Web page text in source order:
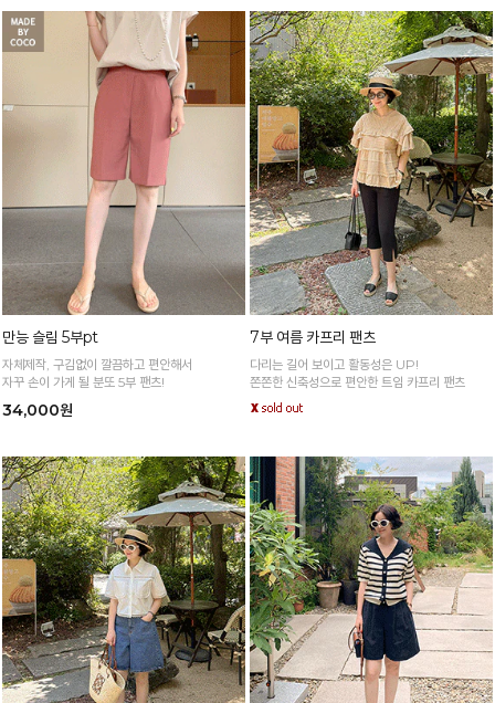
만능 슬림 5부pt
자체제작, 구김없이 깔끔하고 편안해서
자꾸 손이 가게 될 분또 5부 팬츠!
34,000원
7부 여름 카프리 팬츠
다리는 길어 보이고 활동성은 UP!
쫀쫀한 신축성으로 편안한 트임 카프리 팬츠